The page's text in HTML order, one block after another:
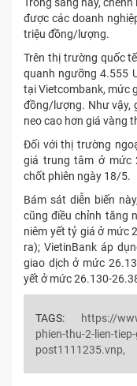
được các doanh
triệu đồng/lượng.
Trên thị trường quốc
quanh ngưỡng 4.555
tại Vietcombank, mức
đồng/lượng. Như vậy,
neo cao hơn giá vàng
Đối với thị trường
giá trung tâm ở mức
chốt phiên ngày 18/5.
Bám sát diễn biến
cũng điều chỉnh tăng
niêm yết tỷ giá ở mức
ra); VietinBank áp
giao dịch ở mức
yết ở mức 26.130-
TAGS:
https://
phien-thu-2-lien-
post1111235.vnp,